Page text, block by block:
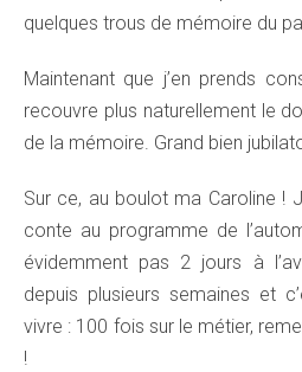
quelques trous de mémoire du
Maintenant que j’en prends
recouvre plus naturellement le
de la mémoire. Grand bien
Sur ce, au boulot ma Caroline !
conte au programme de
évidemment pas 2 jours à
depuis plusieurs semaines et
vivre : 100 fois sur le métier,
!